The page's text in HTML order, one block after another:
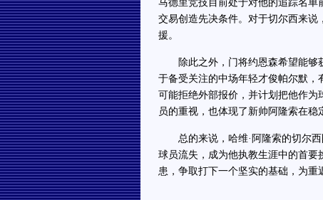
马德里竞技目前处于对他的追踪名
交易创造先决条件。对于切尔西来
援。
除此之外，门将约恩森希望能够
于备受关注的中场年轻才俊帕尔默
可能拒绝外部报价，并计划把他作
员的重视，也体现了新帅阿隆索在稳
总的来说，哈维·阿隆索的切尔西
球员流失，成为他执教生涯中的首
患，争取打下一个坚实的基础，为重